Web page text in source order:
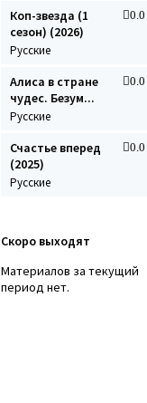
Коп-звезда (1
сезон) (2026)
Русские
0.0
Алиса в стране
чудес. Безум...
Русские
0.0
Счастье вперед
(2025)
Русские
0.0
Скоро выходят
Материалов за текущий
период нет.